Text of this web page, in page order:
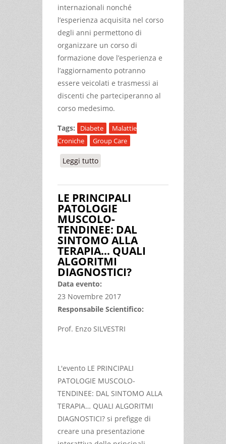
internazionali nonché
l’esperienza acquisita nel corso
degli anni permettono di
organizzare un corso di
formazione dove l’esperienza e
l’aggiornamento potranno
essere veicolati e trasmessi ai
discenti che parteciperanno al
corso medesimo.
Tags: Diabete
Malattie
Croniche
Group Care
Leggi tutto
GROUP CARE. AZIONI E GESTI DI
CURA
LE PRINCIPALI
PATOLOGIE
MUSCOLO-
TENDINEE: DAL
SINTOMO ALLA
TERAPIA… QUALI
ALGORITMI
DIAGNOSTICI?
Data evento:
23 Novembre 2017
Responsabile Scientifico:
Prof. Enzo SILVESTRI
L'evento LE PRINCIPALI
PATOLOGIE MUSCOLO-
TENDINEE: DAL SINTOMO ALLA
TERAPIA… QUALI ALGORITMI
DIAGNOSTICI? si prefigge di
creare una presentazione